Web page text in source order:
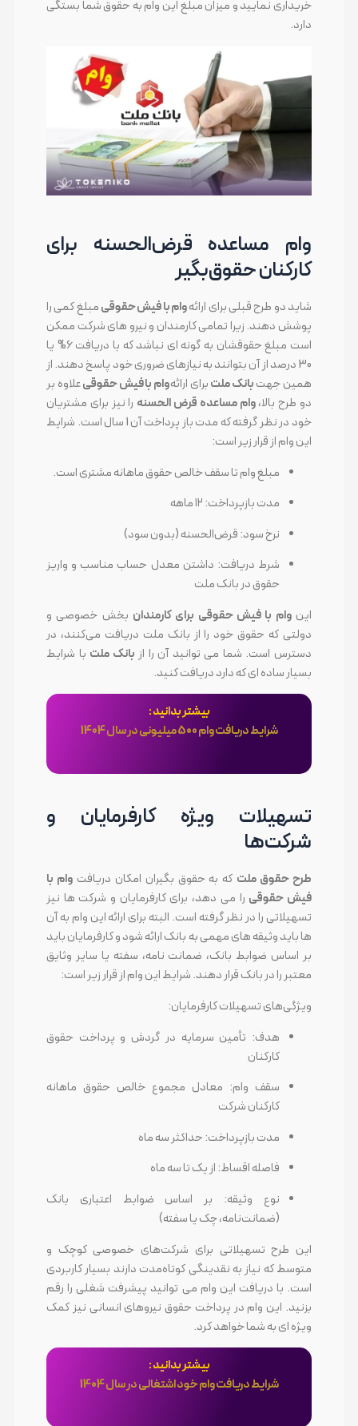
خریداری نمایید و میزان مبلغ این وام به حقوق شما بستگی
دارد.
وام مساعده قرض‌الحسنه برای
کارکنان حقوق‌بگیر
شاید دو طرح قبلی برای ارائهوام با فیش حقوقیمبلغ کمی را
پوشش دهند. زیرا تمامی کارمندان و نیرو های شرکت ممکن
است مبلغ حقوقشان به گونه ای نباشد که با دریافت 6% یا
30 درصد از آن بتوانند به نیازهای ضروری خود پاسخ دهند. از
همین جهتبانک ملتبرای ارائهوام با فیش حقوقیعلاوه بر
دو طرح بالا،وام مساعده قرض الحسنه را نیز برای مشتریان
خود در نظر گرفته که مدت باز پرداخت آن 1 سال است. شرایط
این وام از قرار زیر است:
مبلغ وام تا سقف خالص حقوق ماهانه مشتری است.
مدت بازپرداخت: ۱۲ ماهه
نرخ سود: قرض‌الحسنه (بدون سود)
شرط دریافت: داشتن معدل حساب مناسب و واریز
حقوق در بانک ملت
اینوام با فیش حقوقی برای کارمندان بخش خصوصی و
دولتی که حقوق خود را از بانک ملت دریافت می‌کنند، در
دسترس است. شما می توانید آن را از بانک ملت با شرایط
بسیار ساده ای که دارد دریافت کنید.
بیشتر بدانید :
شرایط دریافت وام 500 میلیونی در سال 1404
تسهیلات ویژه کارفرمایان و
شرکت‌ها
طرح حقوق ملت که به حقوق بگیران امکان دریافتوام با
فیش حقوقی را می دهد، برای کارفرمایان و شرکت ها نیز
تسهیلاتی را در نظر گرفته است. البته برای ارائه این وام به آن
ها باید وثیقه های مهمی به بانک ارائه شود و کارفرمایان باید
بر اساس ضوابط بانک، ضمانت نامه، سفته یا سایر وثایق
معتبر را در بانک قرار دهند. شرایط این وام از قرار زیر است:
ویژگی‌های تسهیلات کارفرمایان:
هدف: تأمین سرمایه در گردش و پرداخت حقوق
کارکنان
سقف وام: معادل مجموع خالص حقوق ماهانه
کارکنان شرکت
مدت بازپرداخت: حداکثر سه ماه
فاصله اقساط: از یک تا سه ماه
نوع وثیقه: بر اساس ضوابط اعتباری بانک
(ضمانت‌نامه، چک یا سفته)
این طرح تسهیلاتی برای شرکت‌های خصوصی کوچک و
متوسط که نیاز به نقدینگی کوتاه‌مدت دارند بسیار کاربردی
است. با دریافت این وام می توانید پیشرفت شغلی را رقم
بزنید. این وام در پرداخت حقوق نیروهای انسانی نیز کمک
ویژه ای به شما خواهد کرد.
بیشتر بدانید :
شرایط دریافت وام خود اشتغالی در سال 1404